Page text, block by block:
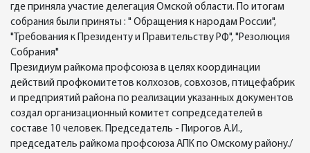
где приняла участие делегация Омской области. По итогам
собрания были приняты : " Обращения к народам России",
"Требования к Президенту и Правительству РФ", "Резолюция
Собрания"
Президиум райкома профсоюза в целях координации
действий профкомитетов колхозов, совхозов, птицефабрик
и предприятий района по реализации указанных документов
создал организационный комитет сопредседателей в
составе 10 человек. Председатель - Пирогов А.И.,
председатель райкома профсоюза АПК по Омскому району./